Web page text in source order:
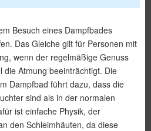
Besuch eines Dampfbades
Das Gleiche gilt für Personen mit
wenn der regelmäßige Genuss
die Atmung beeinträchtigt. Die
Dampfbad führt dazu, dass die
sind als in der normalen
ist einfache Physik, der
den Schleimhäuten, da diese